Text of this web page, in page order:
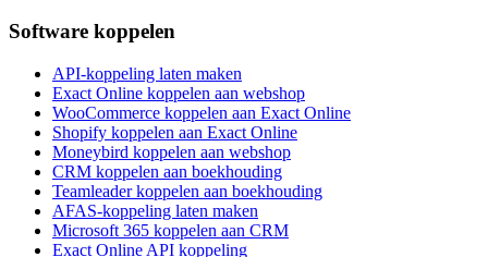
Software koppelen
API-koppeling laten maken
Exact Online koppelen aan webshop
WooCommerce koppelen aan Exact Online
Shopify koppelen aan Exact Online
Moneybird koppelen aan webshop
CRM koppelen aan boekhouding
Teamleader koppelen aan boekhouding
AFAS-koppeling laten maken
Microsoft 365 koppelen aan CRM
Exact Online API koppeling